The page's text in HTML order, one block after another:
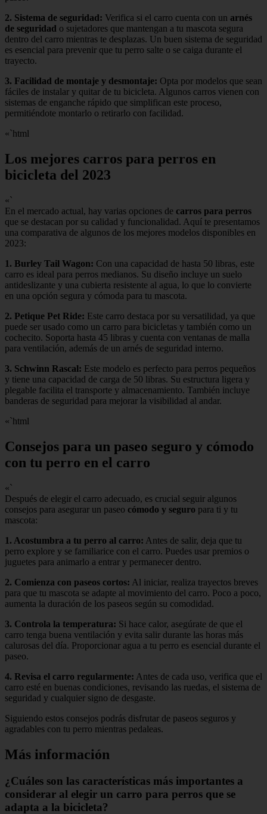
2. Sistema de seguridad: Verifica si el carro cuenta con un arnés
de seguridad o sujetadores que mantengan a tu mascota segura
dentro del carro mientras te desplazas. Un buen sistema de seguridad
es esencial para prevenir que tu perro salte o se caiga durante el
trayecto.
3. Facilidad de montaje y desmontaje: Opta por modelos que sean
fáciles de instalar y quitar de tu bicicleta. Algunos carros vienen con
sistemas de enganche rápido que simplifican este proceso,
permitiéndote montarlo o retirarlo con facilidad.
«`html
Los mejores carros para perros en
bicicleta del 2023
«`
En el mercado actual, hay varias opciones de carros para perros
que se destacan por su calidad y funcionalidad. Aquí te presentamos
una comparativa de algunos de los mejores modelos disponibles en
2023:
1. Burley Tail Wagon: Con una capacidad de hasta 50 libras, este
carro es ideal para perros medianos. Su diseño incluye un suelo
antideslizante y una cubierta resistente al agua, lo que lo convierte
en una opción segura y cómoda para tu mascota.
2. Petique Pet Ride: Este carro destaca por su versatilidad, ya que
puede ser usado como un carro para bicicletas y también como un
cochecito. Soporta hasta 45 libras y cuenta con ventanas de malla
para ventilación, además de un arnés de seguridad interno.
3. Schwinn Rascal: Este modelo es perfecto para perros pequeños
y tiene una capacidad de carga de 50 libras. Su estructura ligera y
plegable facilita el transporte y almacenamiento. También incluye
banderas de seguridad para mejorar la visibilidad al andar.
«`html
Consejos para un paseo seguro y cómodo
con tu perro en el carro
«`
Después de elegir el carro adecuado, es crucial seguir algunos
consejos para asegurar un paseo cómodo y seguro para ti y tu
mascota:
1. Acostumbra a tu perro al carro: Antes de salir, deja que tu
perro explore y se familiarice con el carro. Puedes usar premios o
juguetes para animarlo a entrar y permanecer dentro.
2. Comienza con paseos cortos: Al iniciar, realiza trayectos breves
para que tu mascota se adapte al movimiento del carro. Poco a poco,
aumenta la duración de los paseos según su comodidad.
3. Controla la temperatura: Si hace calor, asegúrate de que el
carro tenga buena ventilación y evita salir durante las horas más
calurosas del día. Proporcionar agua a tu perro es esencial durante el
paseo.
4. Revisa el carro regularmente: Antes de cada uso, verifica que el
carro esté en buenas condiciones, revisando las ruedas, el sistema de
seguridad y cualquier signo de desgaste.
Siguiendo estos consejos podrás disfrutar de paseos seguros y
agradables con tu perro mientras pedaleas.
Más información
¿Cuáles son las características más importantes a
considerar al elegir un carro para perros que se
adapta a la bicicleta?